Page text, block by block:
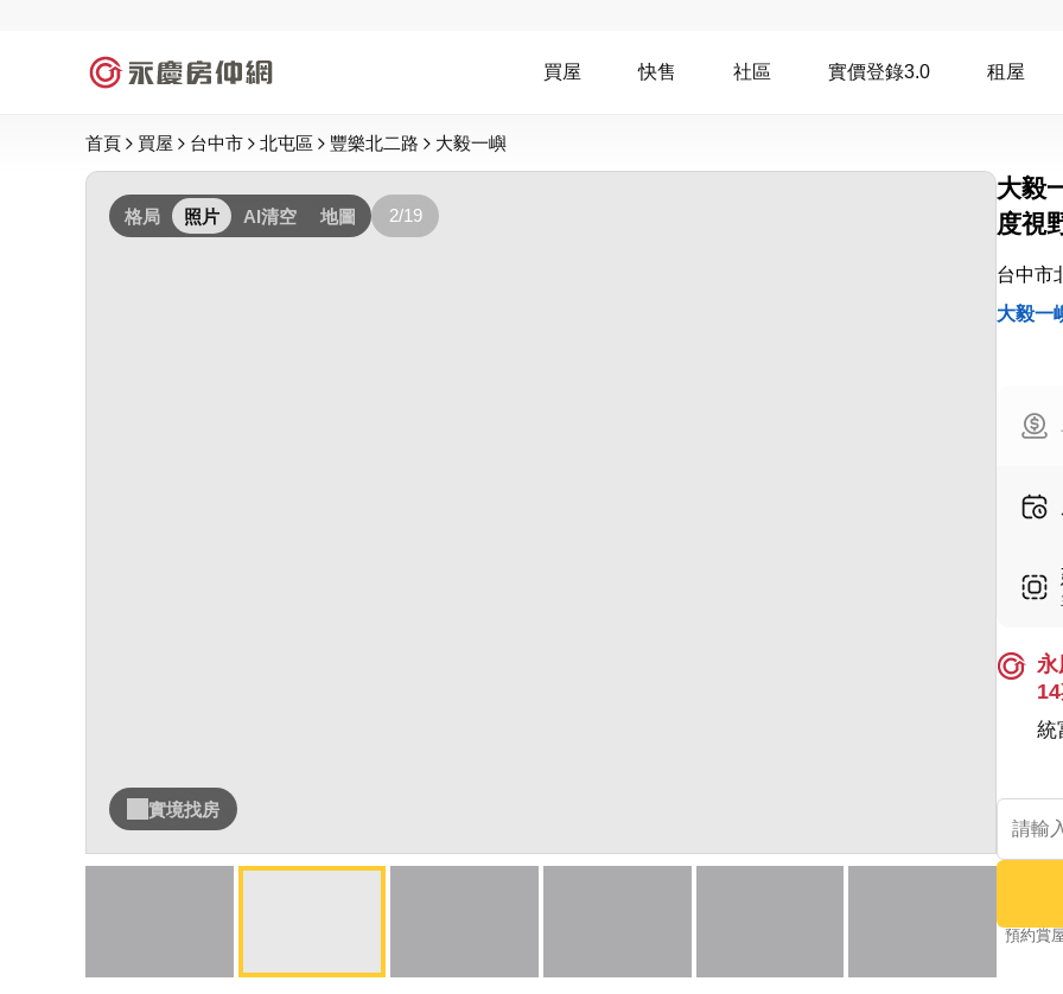
買屋 快售 社區 實價登錄3.0 租屋
首頁 買屋 台中市 北屯區 豐樂北二路 大毅一嶼
格局 照片 AI清空 地圖 2/19
實境找房
大毅
度視
台中市
大毅一
永
統
預約賞